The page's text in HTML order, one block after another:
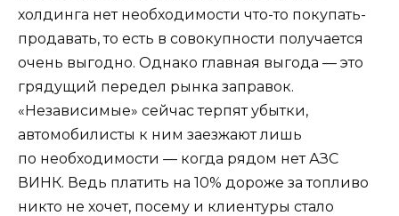
холдинга нет необходимости что-то покупать-
продавать, то есть в совокупности получается
очень выгодно. Однако главная выгода — это
грядущий передел рынка заправок.
«Независимые» сейчас терпят убытки,
автомобилисты к ним заезжают лишь
по необходимости — когда рядом нет АЗС
ВИНК. Ведь платить на 10% дороже за топливо
никто не хочет, посему и клиентуры стало